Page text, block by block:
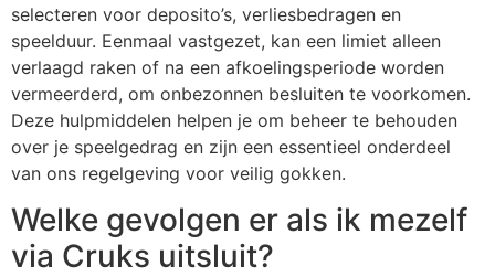
selecteren voor deposito’s, verliesbedragen en
speelduur. Eenmaal vastgezet, kan een limiet alleen
verlaagd raken of na een afkoelingsperiode worden
vermeerderd, om onbezonnen besluiten te voorkomen.
Deze hulpmiddelen helpen je om beheer te behouden
over je speelgedrag en zijn een essentieel onderdeel
van ons regelgeving voor veilig gokken.
Welke gevolgen er als ik mezelf
via Cruks uitsluit?